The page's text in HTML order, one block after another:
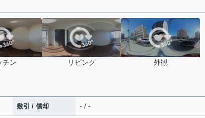
チン リビング 外観
敷引 / 償却 - / -